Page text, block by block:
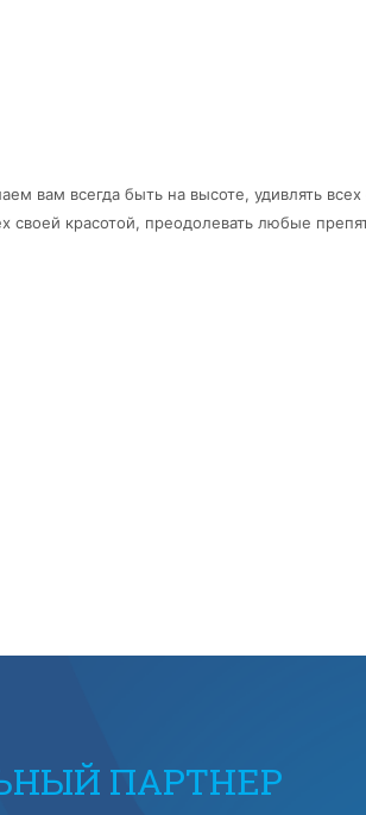
вам всегда быть на высоте, удивлять
своей красотой, преодолевать любые
ПАРТНЕР